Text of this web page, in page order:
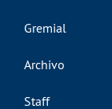
Gremial
Archivo
Staff